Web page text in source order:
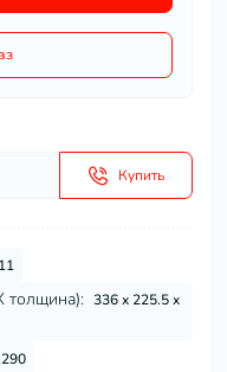
Купить
толщина): 336 x 225.5 x